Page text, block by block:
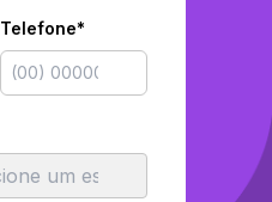
Telefone*